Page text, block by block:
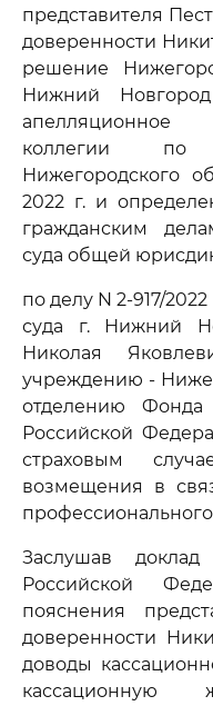
представителя
доверенности
решение
Нижний
апелляционное
коллегии по
Нижегородского
2022 г. и
гражданским
суда общей
по делу N 2-917/
суда г. Нижний
Николая
учреждению -
отделению Фонда
Российской
страховым
возмещения в
Заслушав
Российской
пояснения
доверенности
доводы
кассационную